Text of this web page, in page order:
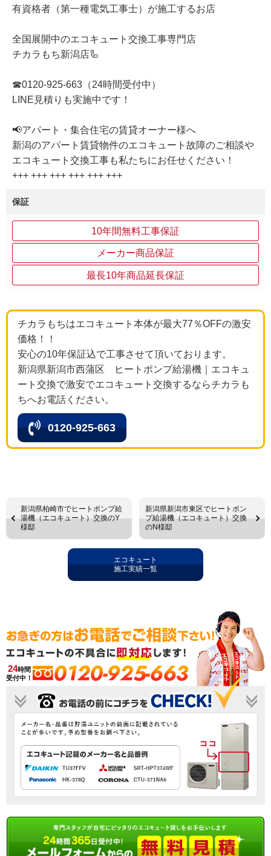
有資格者（第一種電気工事士）が施工するお店
全国展開中のエコキュート交換工事専門店
チカラもち新潟店🦾
☎0120-925-663（24時間受付中）
LINE見積りも実施中です！
📢アパート・集合住宅の賃貸オーナー様へ
新潟のアパート賃貸物件のエコキュート故障のご相談や
エコキュート交換工事も私たちにお任せください！
+++ +++ +++ +++ +++ +++
保証
10年間無料工事保証
メーカー商品保証
最長10年商品延長保証
チカラもちはエコキュート本体が最大77％OFFの激安
価格！！
安心の10年保証込で工事させて頂いております。
新潟県新潟市西蒲区 ヒートポンプ給湯機｜エコキュ
ート交換で激安でエコキュート交換するならチカラも
ちへお電話ください。
0120-925-663
新潟県柏崎市でヒートポンプ給
湯機（エコキュート）交換のY
様邸
新潟県新潟市東区でヒートポン
プ給湯機（エコキュート）交換
のN様邸
エコキュート
施工実績一覧
24時間
受付中！
0120-925-663